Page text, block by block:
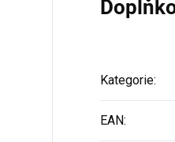
Kategorie:
EAN: